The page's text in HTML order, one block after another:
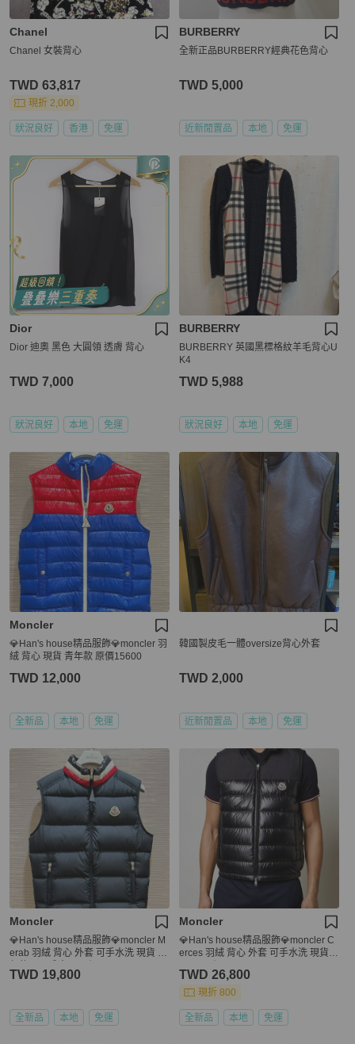
Chanel
Chanel 女裝背心
TWD 63,817
現折 2,000
狀況良好 香港 免運
BURBERRY
全新正品BURBERRY經典花色背心
TWD 5,000
近新閒置品 本地 免運
Dior
Dior 迪奧 黑色 大圓領 透膚 背心
TWD 7,000
狀況良好 本地 免運
BURBERRY
BURBERRY 英國黑標格紋羊毛背心U
K4
TWD 5,988
狀況良好 本地 免運
Moncler
💎Han's house精品服飾💎moncler 羽
絨 背心 現貨 青年款 原價15600
TWD 12,000
全新品 本地 免運
韓國製皮毛一體oversize背心外套
TWD 2,000
近新閒置品 本地 免運
Moncler
💎Han's house精品服飾💎moncler M
erab 羽絨 背心 外套 可手水洗 現貨 青
TWD 19,800
全新品 本地 免運
Moncler
💎Han's house精品服飾💎moncler C
erces 羽絨 背心 外套 可手水洗 現貨
TWD 26,800
現折 800
全新品 本地 免運